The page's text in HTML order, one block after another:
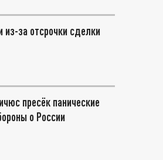
за отсрочки сделки
пресёк панические
о России